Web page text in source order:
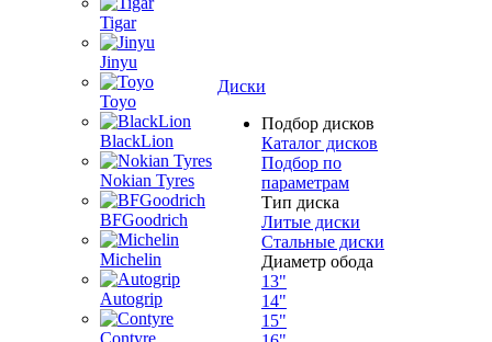
Tigar
Jinyu
Toyo
BlackLion
Nokian Tyres
BFGoodrich
Michelin
Autogrip
Contyre
Диски
Подбор дисков
Каталог дисков
Подбор по
параметрам
Тип диска
Литые диски
Стальные диски
Диаметр обода
13"
14"
15"